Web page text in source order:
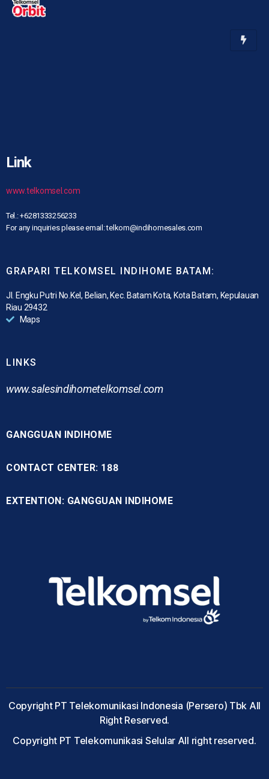
Link
www.telkomsel.com
Tel.: +6281333256233
For any inquiries please email: telkom@indihomesales.com
GRAPARI TELKOMSEL INDIHOME BATAM:
Jl. Engku Putri No.Kel, Belian, Kec. Batam Kota, Kota Batam, Kepulauan
Riau 29432
Maps
LINKS
www.salesindihometelkomsel.com
GANGGUAN INDIHOME
CONTACT CENTER: 188
EXTENTION: GANGGUAN INDIHOME
Copyright PT Telekomunikasi Indonesia (Persero) Tbk All
Right Reserved.
Copyright PT Telekomunikasi Selular All right reserved.